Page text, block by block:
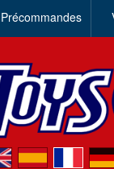
Précommandes
es de